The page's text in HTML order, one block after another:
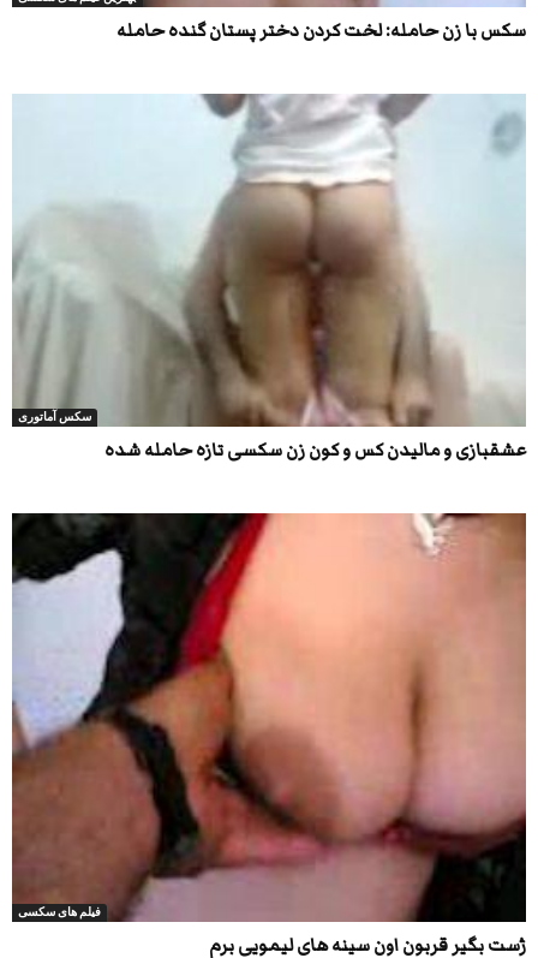
سکس با زن حامله: لخت کردن دختر پستان گنده حامله
سکس آماتوری
عشقبازی و مالیدن کس و کون زن سکسی تازه حامله شده
فیلم های سکسی
ژست بگیر قربون اون سینه های لیمویی برم